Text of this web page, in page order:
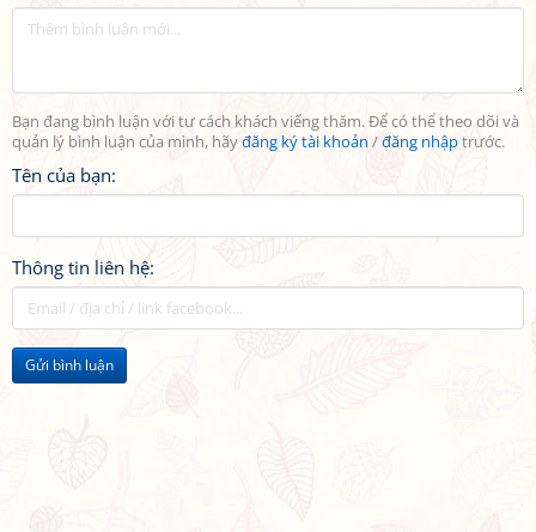
Bạn đang bình luận với tư cách khách viếng thăm. Để có thể theo dõi và
quản lý bình luận của mình, hãyđăng ký tài khoản /đăng nhậptrước.
Tên của bạn:
Thông tin liên hệ:
Gửi bình luận